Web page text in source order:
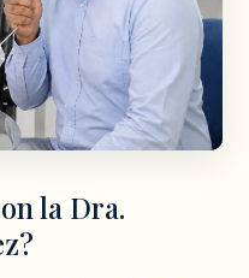
la Dra.